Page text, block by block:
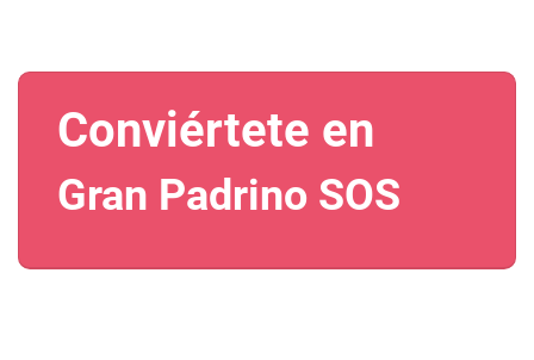
Conviértete en
Gran Padrino SOS